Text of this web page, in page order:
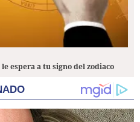
espera a tu signo del zodiaco